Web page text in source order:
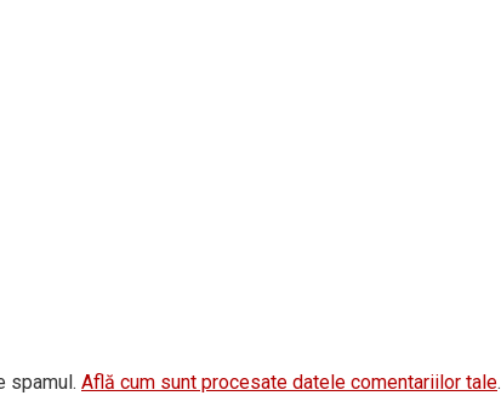
spamul. Află cum sunt procesate datele comentariilor tale.